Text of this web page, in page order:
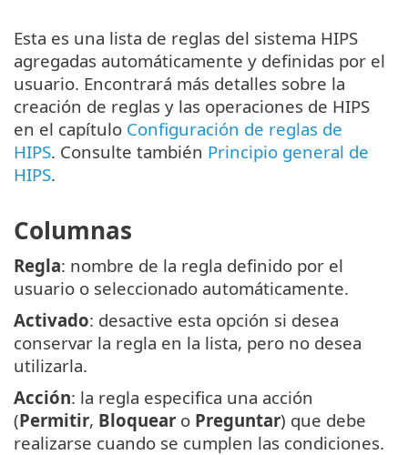
Esta es una lista de reglas del sistema HIPS
agregadas automáticamente y definidas por el
usuario. Encontrará más detalles sobre la
creación de reglas y las operaciones de HIPS
en el capítulo Configuración de reglas de
HIPS. Consulte también Principio general de
HIPS.
Columnas
Regla: nombre de la regla definido por el
usuario o seleccionado automáticamente.
Activado: desactive esta opción si desea
conservar la regla en la lista, pero no desea
utilizarla.
Acción: la regla especifica una acción
(Permitir, Bloquear o Preguntar) que debe
realizarse cuando se cumplen las condiciones.